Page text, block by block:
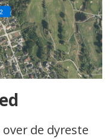
tips@oavis.no
de dyreste